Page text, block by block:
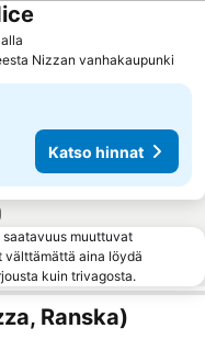
Nizzan vanhakaupunki
Katso hinnat
saatavuus muuttuvat
aina löydä
kuin trivagosta.
Ranska)